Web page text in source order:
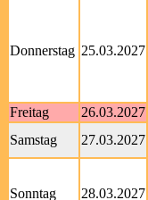
Donnerstag 25.03.2027
Freitag
26.03.2027
Samstag
27.03.2027
Sonntag 28.03.2027